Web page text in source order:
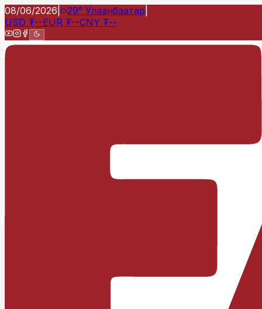
08/06/2026 29° Улаанбаатар
USD ₮--EUR ₮--CNY ₮--